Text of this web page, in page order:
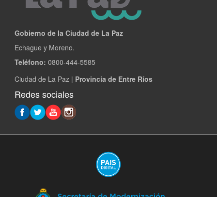
Gobierno de la Ciudad de La Paz
Echague y Moreno.
Teléfono: 0800-444-5585
Ciudad de La Paz | Provincia de Entre Ríos
Redes sociales